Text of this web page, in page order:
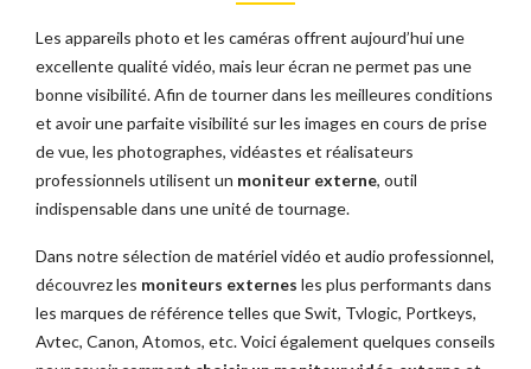
Les appareils photo et les caméras offrent aujourd’hui une
excellente qualité vidéo, mais leur écran ne permet pas une
bonne visibilité. Afin de tourner dans les meilleures conditions
et avoir une parfaite visibilité sur les images en cours de prise
de vue, les photographes, vidéastes et réalisateurs
professionnels utilisent un moniteur externe, outil
indispensable dans une unité de tournage.
Dans notre sélection de matériel vidéo et audio professionnel,
découvrez les moniteurs externes les plus performants dans
les marques de référence telles que Swit, Tvlogic, Portkeys,
Avtec, Canon, Atomos, etc. Voici également quelques conseils